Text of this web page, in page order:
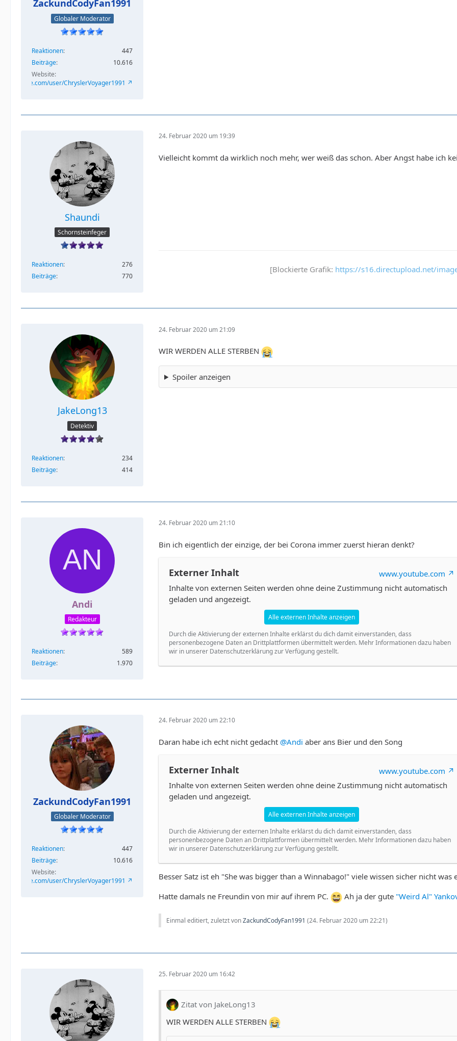
ZackundCodyFan1991
Globaler Moderator
Reaktionen
447
Beiträge
10.616
Website
user/ChryslerVoyager1991
Shaundi
Schornsteinfeger
Reaktionen
276
Beiträge
770
24. Februar 2020 um 19:39
Vielleicht kommt da wirklich noch mehr, wer weiß das schon. Aber Angst habe ich
[Blockierte Grafik: https://s16.directupload.net/
JakeLong13
Detektiv
Reaktionen
234
Beiträge
414
24. Februar 2020 um 21:09
WIR WERDEN ALLE STERBEN
Spoiler anzeigen
Andi
Redakteur
Reaktionen
589
Beiträge
1.970
24. Februar 2020 um 21:10
Bin ich eigentlich der einzige, der bei Corona immer zuerst hieran denkt?
Externer Inhalt
www.youtube.com
Inhalte von externen Seiten werden ohne deine Zustimmung nicht automatisch
geladen und angezeigt.
Alle externen Inhalte anzeigen
Durch die Aktivierung der externen Inhalte erklärst du dich damit einverstanden, dass
personenbezogene Daten an Drittplattformen übermittelt werden. Mehr Informationen dazu haben
wir in unserer Datenschutzerklärung zur Verfügung gestellt.
ZackundCodyFan1991
Globaler Moderator
Reaktionen
447
Beiträge
10.616
Website
user/ChryslerVoyager1991
24. Februar 2020 um 22:10
Daran habe ich echt nicht gedacht @Andi aber ans Bier und den Song
Externer Inhalt
www.youtube.com
Inhalte von externen Seiten werden ohne deine Zustimmung nicht automatisch
geladen und angezeigt.
Alle externen Inhalte anzeigen
Durch die Aktivierung der externen Inhalte erklärst du dich damit einverstanden, dass
personenbezogene Daten an Drittplattformen übermittelt werden. Mehr Informationen dazu haben
wir in unserer Datenschutzerklärung zur Verfügung gestellt.
Besser Satz ist eh "She was bigger than a Winnabago!" viele wissen sicher nicht
Hatte damals ne Freundin von mir auf ihrem PC.
Ah ja der gute "Weird Al"
Einmal editiert, zuletzt vonZackundCodyFan1991 (24. Februar 2020 um 22:21)
25. Februar 2020 um 16:42
Zitat von JakeLong13
WIR WERDEN ALLE STERBEN